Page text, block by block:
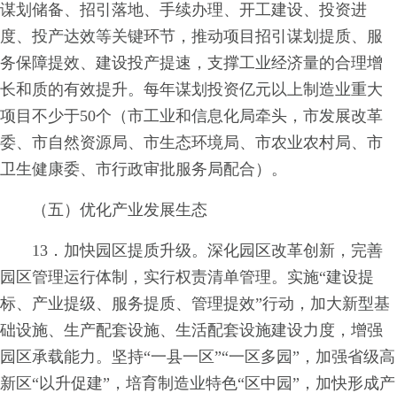
谋划储备、招引落地、手续办理、开工建设、投资进
度、投产达效等关键环节，推动项目招引谋划提质、服
务保障提效、建设投产提速，支撑工业经济量的合理增
长和质的有效提升。每年谋划投资亿元以上制造业重大
项目不少于50个（市工业和信息化局牵头，市发展改革
委、市自然资源局、市生态环境局、市农业农村局、市
卫生健康委、市行政审批服务局配合）。
（五）优化产业发展生态
13．加快园区提质升级。深化园区改革创新，完善
园区管理运行体制，实行权责清单管理。实施“建设提
标、产业提级、服务提质、管理提效”行动，加大新型基
础设施、生产配套设施、生活配套设施建设力度，增强
园区承载能力。坚持“一县一区”“一区多园”，加强省级高
新区“以升促建”，培育制造业特色“区中园”，加快形成产